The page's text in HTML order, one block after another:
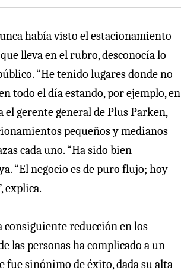
había visto el estacionamiento
lleva en el rubro, desconocía lo
“He tenido lugares donde no
todo el día estando, por ejemplo, en
el gerente general de Plus Parken,
pequeños y medianos
cada uno. “Ha sido bien
“El negocio es de puro flujo; hoy
explica.
consiguiente reducción en los
las personas ha complicado a un
fue sinónimo de éxito, dada su alta